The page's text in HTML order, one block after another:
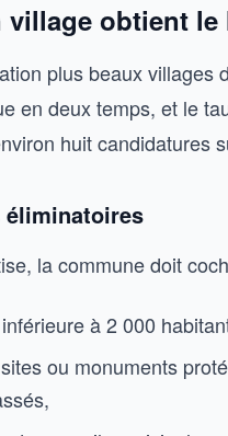
village obtient le
plus beaux villages
en deux temps, et le
huit candidatures
la commune doit
à 2 000
ou monuments